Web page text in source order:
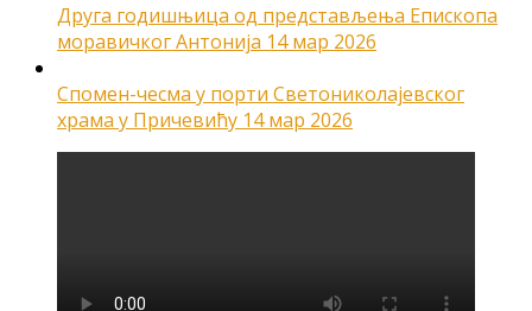
Друга годишњица од представљења Епископа
моравичког Антонија 14 мар 2026
Спомен-чесма у порти Светониколајевског
храма у Причевићу 14 мар 2026